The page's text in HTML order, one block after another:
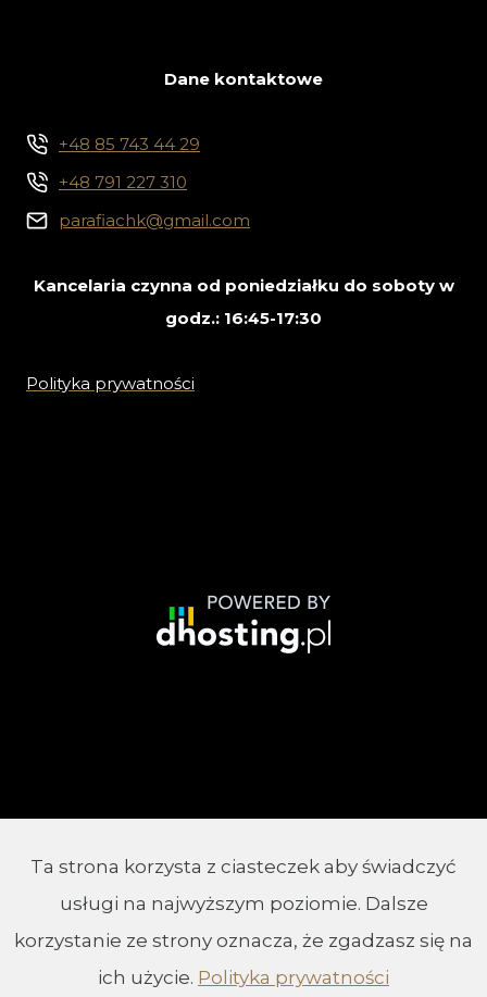
Dane kontaktowe
+48 85 743 44 29
+48 791 227 310
parafiachk@gmail.com
Kancelaria czynna od poniedziałku do soboty w
godz.: 16:45-17:30
Polityka prywatności
Ta strona korzysta z ciasteczek aby świadczyć
usługi na najwyższym poziomie. Dalsze
korzystanie ze strony oznacza, że zgadzasz się na
ich użycie. Polityka prywatności